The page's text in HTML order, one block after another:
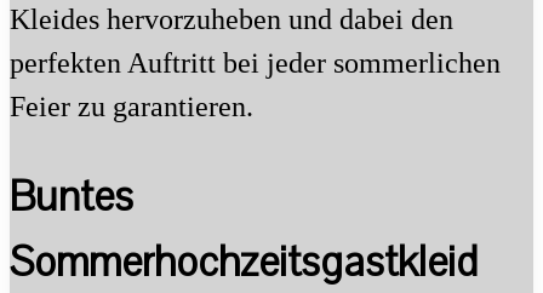
Kleides hervorzuheben und dabei den
perfekten Auftritt bei jeder sommerlichen
Feier zu garantieren.
Buntes
Sommerhochzeitsgastkleid